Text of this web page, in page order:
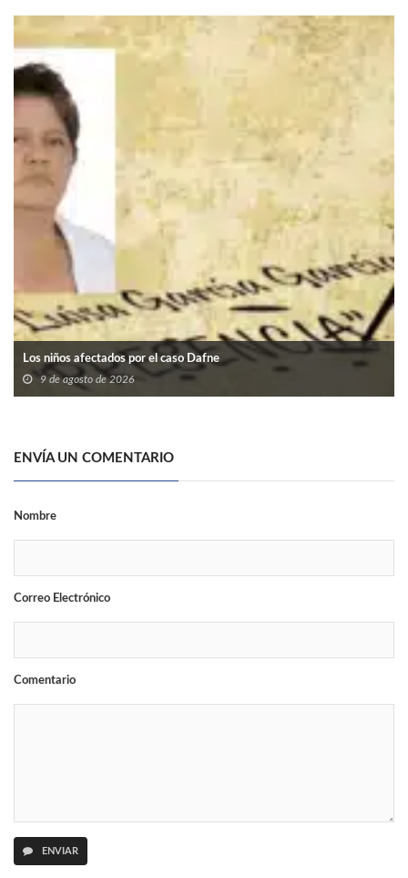
Los niños afectados por el caso Dafne
9 de agosto de 2026
ENVÍA UN COMENTARIO
Nombre
Correo Electrónico
Comentario
ENVIAR